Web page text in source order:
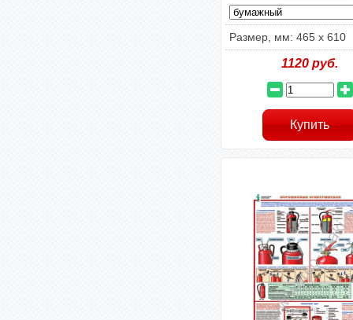
Размер, мм: 465 х 610
1120 руб.